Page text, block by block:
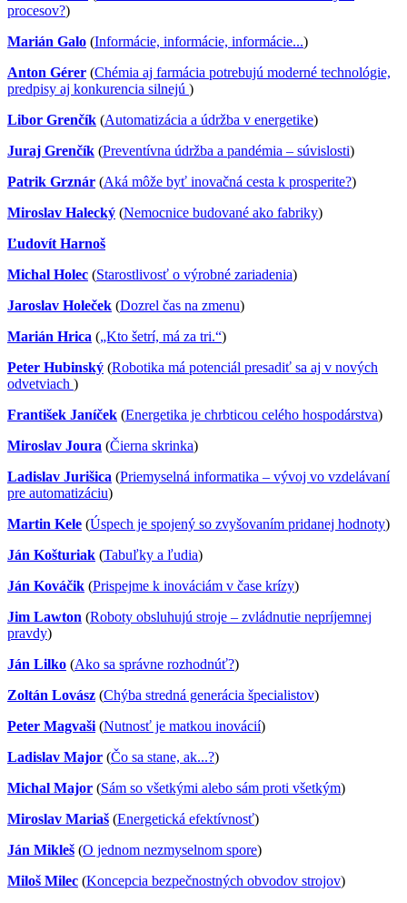
procesov?)
Marián Galo (Informácie, informácie, informácie...)
Anton Gérer (Chémia aj farmácia potrebujú moderné technológie,
predpisy aj konkurencia silnejú )
Libor Grenčík (Automatizácia a údržba v energetike)
Juraj Grenčík (Preventívna údržba a pandémia – súvislosti)
Patrik Grznár (Aká môže byť inovačná cesta k prosperite?)
Miroslav Halecký (Nemocnice budované ako fabriky)
Ľudovít Harnoš
Michal Holec (Starostlivosť o výrobné zariadenia)
Jaroslav Holeček (Dozrel čas na zmenu)
Marián Hrica („Kto šetrí, má za tri.“)
Peter Hubinský (Robotika má potenciál presadiť sa aj v nových
odvetviach )
František Janíček (Energetika je chrbticou celého hospodárstva)
Miroslav Joura (Čierna skrinka)
Ladislav Jurišica (Priemyselná informatika – vývoj vo vzdelávaní
pre automatizáciu)
Martin Kele (Úspech je spojený so zvyšovaním pridanej hodnoty)
Ján Košturiak (Tabuľky a ľudia)
Ján Kováčik (Prispejme k inováciám v čase krízy)
Jim Lawton (Roboty obsluhujú stroje – zvládnutie nepríjemnej
pravdy)
Ján Lilko (Ako sa správne rozhodnúť?)
Zoltán Lovász (Chýba stredná generácia špecialistov)
Peter Magvaši (Nutnosť je matkou inovácií)
Ladislav Major (Čo sa stane, ak...?)
Michal Major (Sám so všetkými alebo sám proti všetkým)
Miroslav Mariaš (Energetická efektívnosť)
Ján Mikleš (O jednom nezmyselnom spore)
Miloš Milec (Koncepcia bezpečnostných obvodov strojov)